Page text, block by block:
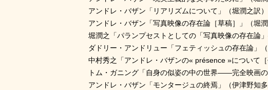
アンドレ・バザン「リアリズムについて」（堀潤之訳）
アンドレ・バザン「写真映像の存在論［草稿］」（堀潤
堀潤之「パランプセストとしての「写真映像の存在論
ダドリー・アンドリュー「フェティッシュの存在論」（
中村秀之「アンドレ・バザンの« présence »について［
トム・ガニング「自身の似姿の中の世界――完全映画の
アンドレ・バザン「モンタージュの終焉」（伊津野知多